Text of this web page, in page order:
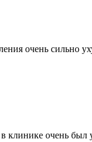
очень сильно
клинике очень был